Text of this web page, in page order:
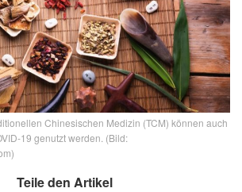
Chinesischen Medizin (TCM) können auch
19 genutzt werden. (Bild:
Teile den Artikel